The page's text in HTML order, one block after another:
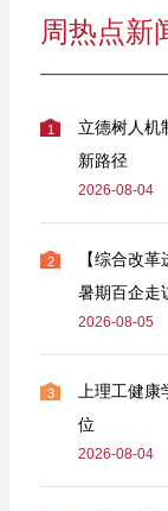
周热点新
1
立德树人机
新路径
2026-08-04
2
【综合改
暑期百企走
2026-08-05
3
上理工健
位
2026-08-04